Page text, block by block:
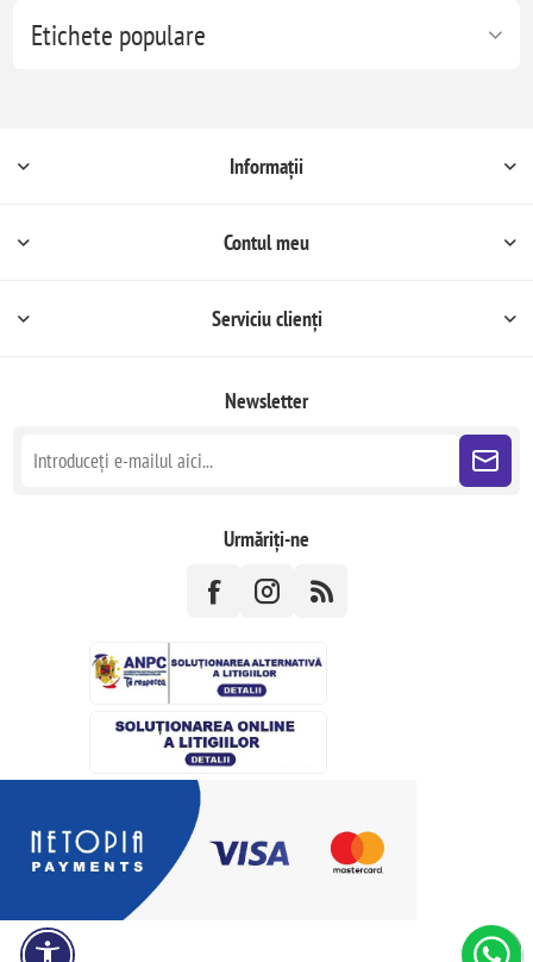
Etichete populare
Informații
Contul meu
Serviciu clienți
Newsletter
Urmăriți-ne